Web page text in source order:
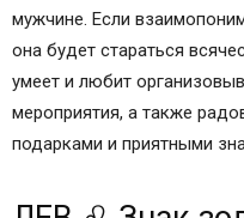
мужчине. Если
она будет стараться
умеет и любит
мероприятия, а также
подарками и приятными